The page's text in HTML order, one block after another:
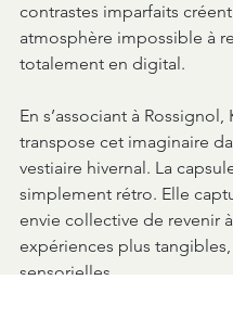
contrastes imparfaits
atmosphère impossible à
totalement en digital.
En s’associant à Rossignol,
transpose cet imaginaire
vestiaire hivernal. La
simplement rétro. Elle
envie collective de revenir
expériences plus
sensorielles.